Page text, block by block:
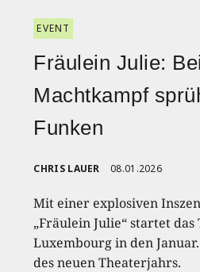
EVENT
Fräulein Julie:
Machtkampf
Funken
CHRIS LAUER 08.01.2026
Mit einer explosiven
„Fräulein Julie“ startet
Luxembourg in den
des neuen Theaterjahrs.